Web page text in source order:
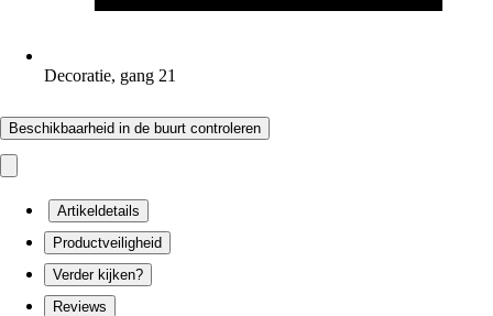
Decoratie, gang 21
Beschikbaarheid in de buurt controleren
Artikeldetails
Productveiligheid
Verder kijken?
Reviews